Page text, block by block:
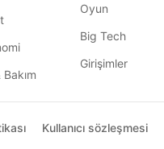
Oyun
Big Tech
Girişimler
Kullanıcı sözleşmesi